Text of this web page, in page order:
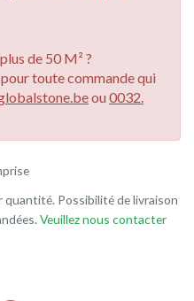
de 50 M² ?
toute commande qui
ou 0032.
quantité. Possibilité de livraison
Veuillez nous contacter